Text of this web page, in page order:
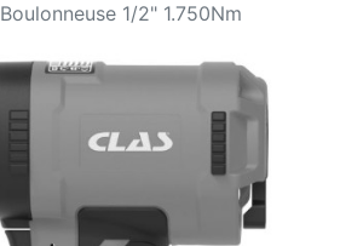
Boulonneuse 1/2" 1.750Nm